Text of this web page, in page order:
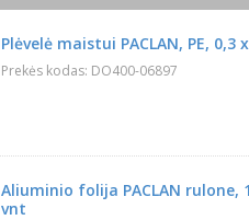
Plėvelė maistui PACLAN, PE,
Prekės kodas: DO400-06897
Aliuminio folija PACLAN rulone,
vnt